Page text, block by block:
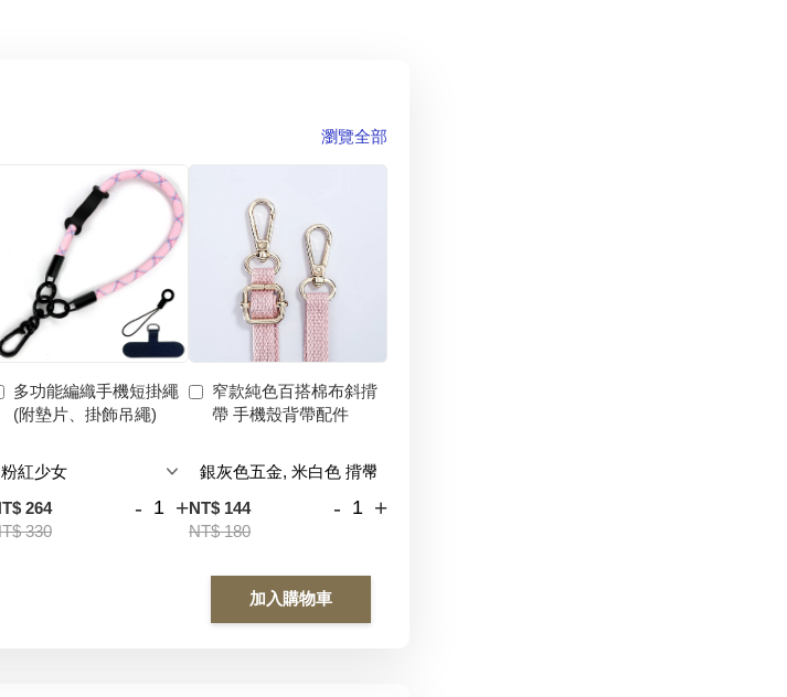
瀏覽全部
多功能編織手機短掛繩
(附墊片、掛飾吊繩)
264
330
- +
窄款純色百搭棉布斜揹
帶 手機殼背帶配件
NT$ 144
NT$ 180
- +
加入購物車